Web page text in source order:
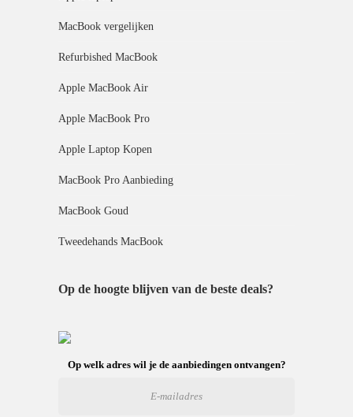
MacBook vergelijken
Refurbished MacBook
Apple MacBook Air
Apple MacBook Pro
Apple Laptop Kopen
MacBook Pro Aanbieding
MacBook Goud
Tweedehands MacBook
Op de hoogte blijven van de beste deals?
Op welk adres wil je de aanbiedingen ontvangen?